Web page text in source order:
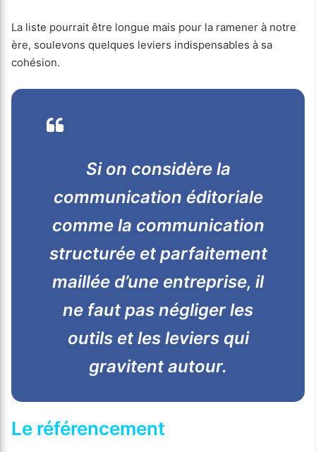
La liste pourrait être longue mais pour la ramener à notre
ère, soulevons quelques leviers indispensables à sa
cohésion.
Si on considère la
communication éditoriale
comme la communication
structurée et parfaitement
maillée d’une entreprise, il
ne faut pas négliger les
outils et les leviers qui
gravitent autour.
Le référencement